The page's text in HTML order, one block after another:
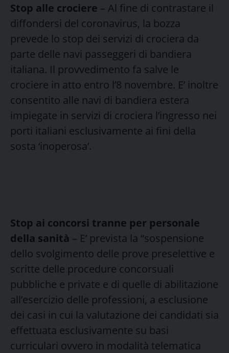
Stop alle crociere – Al fine di contrastare il
diffondersi del coronavirus, la bozza
prevede lo stop dei servizi di crociera da
parte delle navi passeggeri di bandiera
italiana. Il provvedimento fa salve le
crociere in atto entro l’8 novembre. E’ inoltre
consentito alle navi di bandiera estera
impiegate in servizi di crociera l’ingresso nei
porti italiani esclusivamente ai fini della
sosta ‘inoperosa’.
Stop ai concorsi tranne per personale
della sanità – E’ prevista la “sospensione
dello svolgimento delle prove preselettive e
scritte delle procedure concorsuali
pubbliche e private e di quelle di abilitazione
all’esercizio delle professioni, a esclusione
dei casi in cui la valutazione dei candidati sia
effettuata esclusivamente su basi
curriculari ovvero in modalità telematica